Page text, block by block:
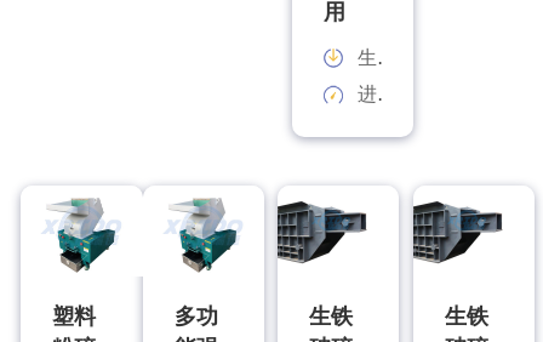
用
生产能力：
进料规格：
塑料
多功
生铁
生铁